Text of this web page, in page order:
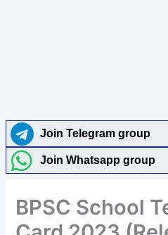
Join Telegram group
Join Whatsapp group
BPSC School